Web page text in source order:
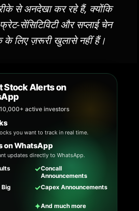
से अनदेखा कर रहे हैं, क्योंकि
फ्रेट-सेंसिटिविटी और सप्लाई चेन
लिए ज़रूरी खुलासे नहीं हैं।
Stock Alerts on
active investors
you want to track in real time.
on WhatsApp
updates directly to WhatsApp.
✓Concall
Announcements
Big
✓Capex Announcements
✦And much more